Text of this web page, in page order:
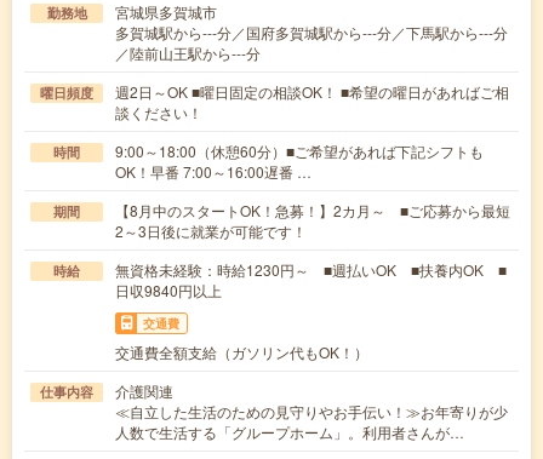
勤務地
宮城県多賀城市
多賀城駅から---分／国府多賀城駅から---分／下馬駅から---分
／陸前山王駅から---分
曜日頻度
週2日～OK ■曜日固定の相談OK！ ■希望の曜日があればご相
談ください！
時間
9:00～18:00（休憩60分）■ご希望があれば下記シフトも
OK！早番 7:00～16:00遅番 …
期間
【8月中のスタートOK！急募！】2カ月～ ■ご応募から最短
2～3日後に就業が可能です！
時給
無資格未経験：時給1230円～ ■週払いOK ■扶養内OK ■
日収9840円以上
交通費
交通費全額支給（ガソリン代もOK！）
仕事内容
介護関連
≪自立した生活のための見守りやお手伝い！≫お年寄りが少
人数で生活する「グループホーム」。利用者さんが…